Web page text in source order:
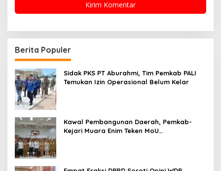
Berita Populer
Sidak PKS PT Aburahmi, Tim Pemkab PALI
Temukan Izin Operasional Belum Kelar
Kawal Pembangunan Daerah, Pemkab-
Kejari Muara Enim Teken MoU